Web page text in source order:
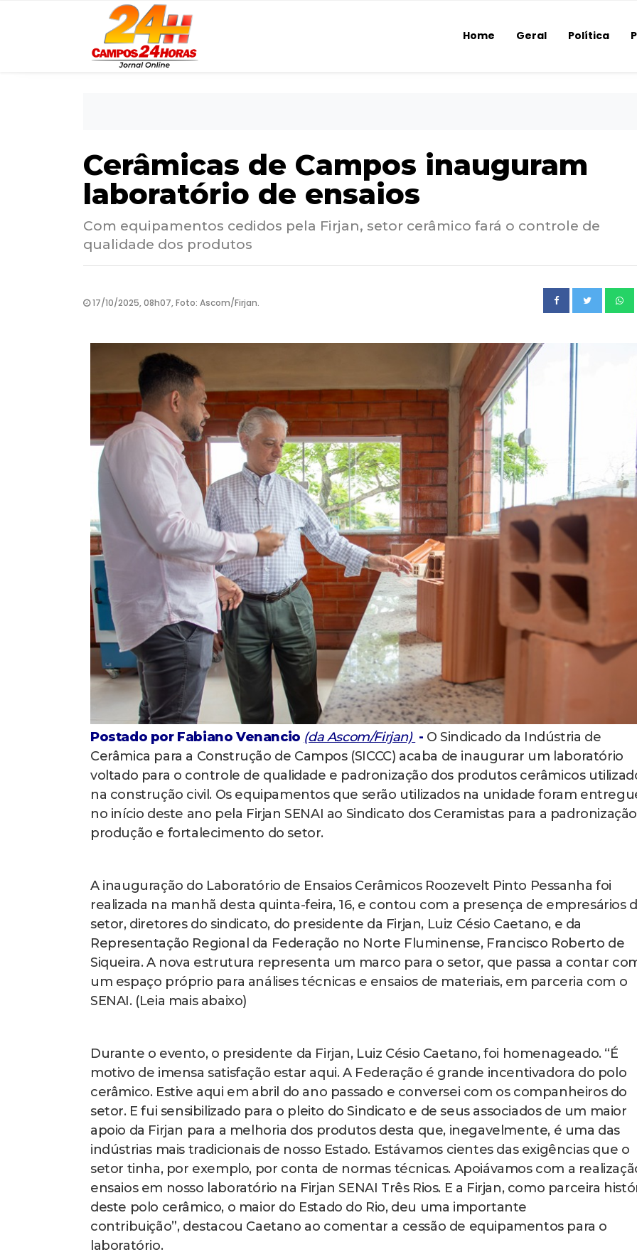
Home Geral Política
Cerâmicas de Campos inauguram
laboratório de ensaios
Com equipamentos cedidos pela Firjan, setor cerâmico fará o controle de
qualidade dos produtos
17/10/2025, 08h07, Foto: Ascom/Firjan.
Postado por Fabiano Venancio (da Ascom/Firjan) - O Sindicado da Indústria de
Cerâmica para a Construção de Campos (SICCC) acaba de inaugurar um laboratório
voltado para o controle de qualidade e padronização dos produtos cerâmicos
na construção civil. Os equipamentos que serão utilizados na unidade foram
no início deste ano pela Firjan SENAI ao Sindicato dos Ceramistas para a
produção e fortalecimento do setor.
A inauguração do Laboratório de Ensaios Cerâmicos Roozevelt Pinto Pessanha foi
realizada na manhã desta quinta-feira, 16, e contou com a presença de empresários
setor, diretores do sindicato, do presidente da Firjan, Luiz Césio Caetano, e da
Representação Regional da Federação no Norte Fluminense, Francisco Roberto de
Siqueira. A nova estrutura representa um marco para o setor, que passa a contar
um espaço próprio para análises técnicas e ensaios de materiais, em parceria com o
SENAI. (Leia mais abaixo)
Durante o evento, o presidente da Firjan, Luiz Césio Caetano, foi homenageado. “É
motivo de imensa satisfação estar aqui. A Federação é grande incentivadora do polo
cerâmico. Estive aqui em abril do ano passado e conversei com os companheiros do
setor. E fui sensibilizado para o pleito do Sindicato e de seus associados de um maior
apoio da Firjan para a melhoria dos produtos desta que, inegavelmente, é uma das
indústrias mais tradicionais de nosso Estado. Estávamos cientes das exigências que o
setor tinha, por exemplo, por conta de normas técnicas. Apoiávamos com a
ensaios em nosso laboratório na Firjan SENAI Três Rios. E a Firjan, como parceira
deste polo cerâmico, o maior do Estado do Rio, deu uma importante
contribuição”, destacou Caetano ao comentar a cessão de equipamentos para o
laboratório.